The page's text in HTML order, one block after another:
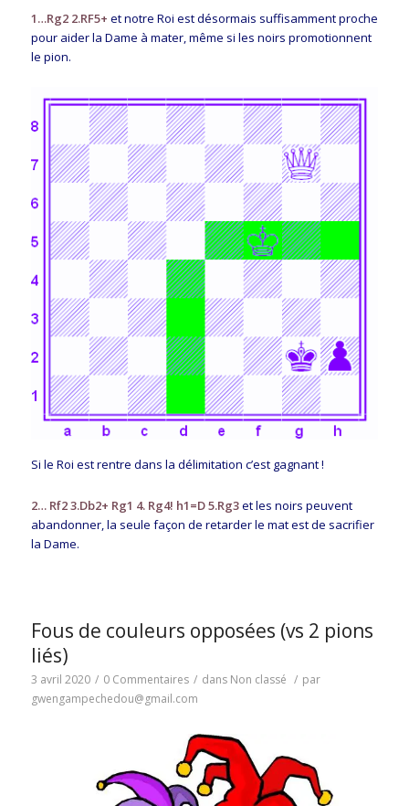
1…Rg2 2.RF5+ et notre Roi est désormais suffisamment proche
pour aider la Dame à mater, même si les noirs promotionnent
le pion.
Si le Roi est rentre dans la délimitation c’est gagnant !
2… Rf2 3.Db2+ Rg1 4. Rg4! h1=D 5.Rg3et les noirs peuvent
abandonner, la seule façon de retarder le mat est de sacrifier
la Dame.
Fous de couleurs opposées (vs 2 pions
liés)
3 avril 2020 / 0 Commentaires / dans Non classé / par
gwengampechedou@gmail.com